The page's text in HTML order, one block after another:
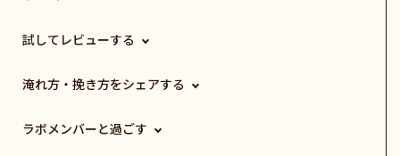
試してレビューする
淹れ方・挽き方をシェアする
ラボメンバーと過ごす